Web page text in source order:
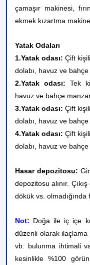
çamaşır makinesi,
ekmek kızartma
Yatak Odaları
1.Yatak odası:Çift
dolabı, havuz ve
2.Yatak odası:Tek
havuz ve bahçe
3.Yatak odası:Çift
dolabı, havuz ve
4.Yatak odası: Çift
dolabı, havuz ve
Hasar depozitosu:
depozitosu alınır.
dökük vs. olmadığında
Not: Doğa ile iç içe
düzenli olarak ilaçlama
vb. bulunma ihtimali
kesinlikle %100